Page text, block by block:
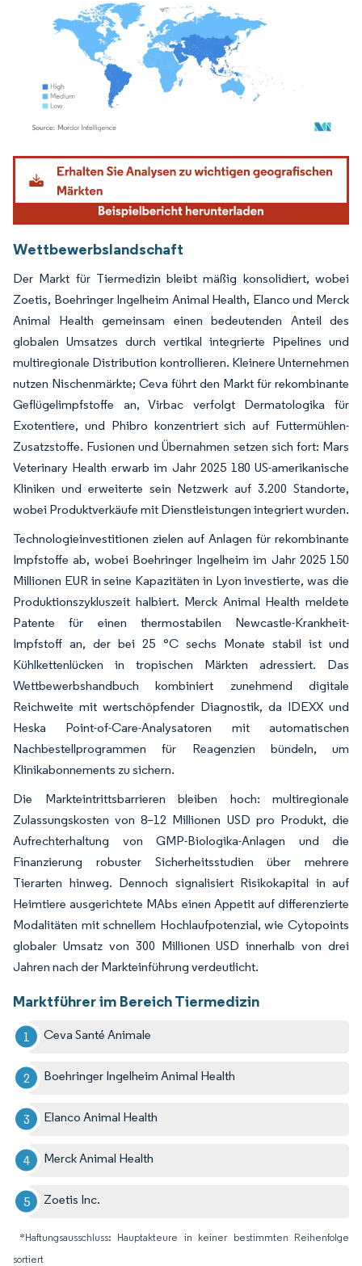
Bild © Mordor Intelligence. Wiederverwendung erfordert Namensnennung gemäß
Wettbewerbslandschaft
Der Markt für Tiermedizin bleibt mäßig konsolidiert, wobei
Zoetis, Boehringer Ingelheim Animal Health, Elanco und Merck
Animal Health gemeinsam einen bedeutenden Anteil des
globalen Umsatzes durch vertikal integrierte Pipelines und
multiregionale Distribution kontrollieren. Kleinere Unternehmen
nutzen Nischenmärkte; Ceva führt den Markt für rekombinante
Geflügelimpfstoffe an, Virbac verfolgt Dermatologika für
Exotentiere, und Phibro konzentriert sich auf Futtermühlen-
Zusatzstoffe. Fusionen und Übernahmen setzen sich fort: Mars
Veterinary Health erwarb im Jahr 2025 180 US-amerikanische
Kliniken und erweiterte sein Netzwerk auf 3.200 Standorte,
wobei Produktverkäufe mit Dienstleistungen integriert wurden.
Technologieinvestitionen zielen auf Anlagen für rekombinante
Impfstoffe ab, wobei Boehringer Ingelheim im Jahr 2025 150
Millionen EUR in seine Kapazitäten in Lyon investierte, was die
Produktionszykluszeit halbiert. Merck Animal Health meldete
Patente für einen thermostabilen Newcastle-Krankheit-
Impfstoff an, der bei 25 °C sechs Monate stabil ist und
Kühlkettenlücken in tropischen Märkten adressiert. Das
Wettbewerbshandbuch kombiniert zunehmend digitale
Reichweite mit wertschöpfender Diagnostik, da IDEXX und
Heska Point-of-Care-Analysatoren mit automatischen
Nachbestellprogrammen für Reagenzien bündeln, um
Klinikabonnements zu sichern.
Die Markteintrittsbarrieren bleiben hoch: multiregionale
Zulassungskosten von 8–12 Millionen USD pro Produkt, die
Aufrechterhaltung von GMP-Biologika-Anlagen und die
Finanzierung robuster Sicherheitsstudien über mehrere
Tierarten hinweg. Dennoch signalisiert Risikokapital in auf
Heimtiere ausgerichtete MAbs einen Appetit auf differenzierte
Modalitäten mit schnellem Hochlaufpotenzial, wie Cytopoints
globaler Umsatz von 300 Millionen USD innerhalb von drei
Jahren nach der Markteinführung verdeutlicht.
Marktführer im Bereich Tiermedizin
Ceva Santé Animale
Boehringer Ingelheim Animal Health
Elanco Animal Health
Merck Animal Health
Zoetis Inc.
*Haftungsausschluss: Hauptakteure in keiner bestimmten Reihenfolge
sortiert